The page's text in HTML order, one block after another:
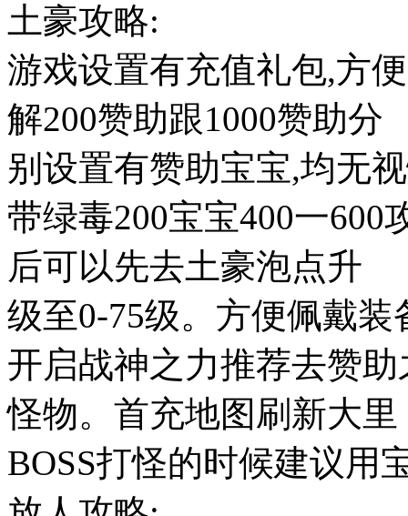
土豪攻略:
游戏设置有充值礼包,方
解200赞助跟1000赞助分
别设置有赞助宝宝,均无
带绿毒200宝宝400一600
后可以先去土豪泡点升
级至0-75级。方便佩戴
开启战神之力推荐去赞
怪物。首充地图刷新大里
BOSS打怪的时候建议用